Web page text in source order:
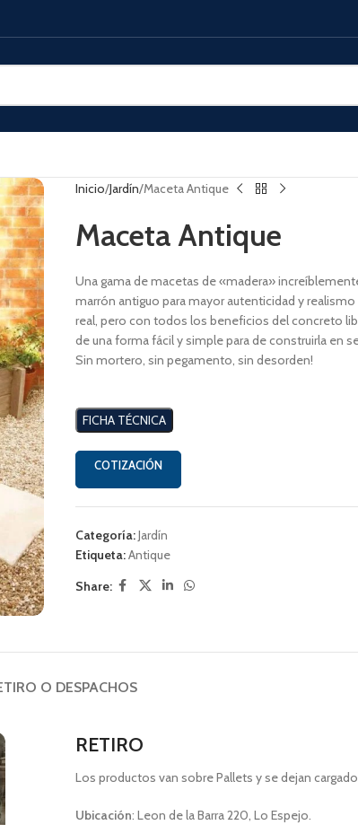
Inicio Jardín Maceta Antique
Maceta Antique
Una gama de macetas de «madera»
marrón antiguo para mayor autenticidad y
real, pero con todos los beneficios del concreto
de una forma fácil y simple para de construirla en
Sin mortero, sin pegamento, sin desorden!
FICHA TÉCNICA
COTIZACIÓN
Categoría:Jardín
Etiqueta:Antique
Share:
O DESPACHOS
RETIRO
Los productos van sobre Pallets y se dejan
Ubicación: Leon de la Barra 220, Lo Espejo.